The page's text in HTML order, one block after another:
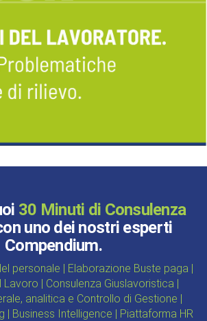
30 Minuti di Consulenza
uno dei nostri esperti
Compendium.
personale | Elaborazione Buste paga |
Lavoro | Consulenza Giuslavoristica |
analitica e Controllo di Gestione |
| Business Intelligence | Piattaforma HR